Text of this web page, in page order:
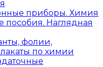
приборы. Химия
пособия. Наглядная
фолии,
по химии